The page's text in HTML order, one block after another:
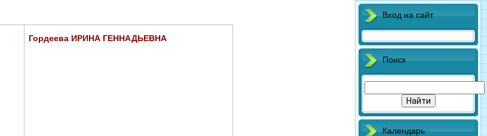
Гордеева ИРИНА ГЕННАДЬЕВНА
Вход на сайт
Поиск
Календарь